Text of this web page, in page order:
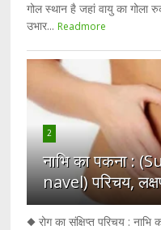
गोल स्थान है जहां वायु का गोला
उभार... Readmore
2
नाभि का पकना :
navel) परिचय,
◆ रोग का संक्षिप्त परिचय :